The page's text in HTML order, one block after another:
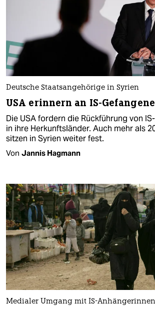
Deutsche Staatsangehörige in Syrien
USA erinnern an IS-Gefangene
Die USA fordern die Rückführung von
in ihre Herkunftsländer. Auch mehr als
sitzen in Syrien weiter fest.
Von Jannis Hagmann
Medialer Umgang mit IS-Anhängerinnen